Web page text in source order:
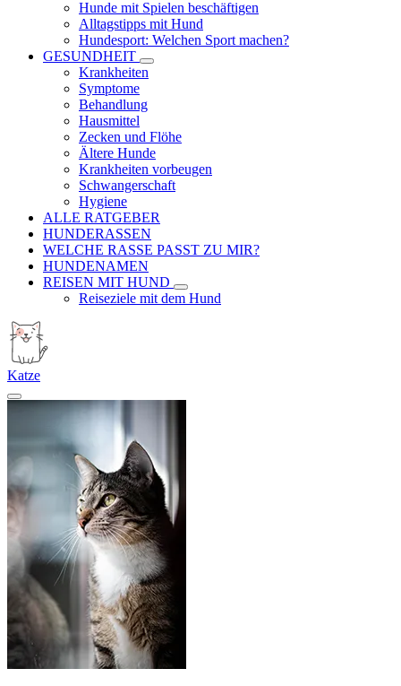
Hunde mit Spielen beschäftigen
Alltagstipps mit Hund
Hundesport: Welchen Sport machen?
GESUNDHEIT
Krankheiten
Symptome
Behandlung
Hausmittel
Zecken und Flöhe
Ältere Hunde
Krankheiten vorbeugen
Schwangerschaft
Hygiene
ALLE RATGEBER
HUNDERASSEN
WELCHE RASSE PASST ZU MIR?
HUNDENAMEN
REISEN MIT HUND
Reiseziele mit dem Hund
Katze